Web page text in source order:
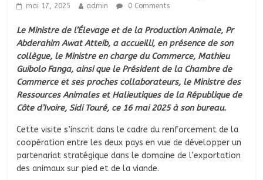
mai 17, 2025 admin 0 Comments
Le Ministre de l’Élevage et de la Production Animale, Pr
Abderahim Awat Atteib, a accueilli, en présence de son
collègue, le Ministre en charge du Commerce, Mathieu
Guibolo Fanga, ainsi que le Président de la Chambre de
Commerce et ses proches collaborateurs, le Ministre des
Ressources Animales et Halieutiques de la République de
Côte d’Ivoire, Sidi Touré, ce 16 mai 2025 à son bureau.
Cette visite s’inscrit dans le cadre du renforcement de la
coopération entre les deux pays en vue de développer un
partenariat stratégique dans le domaine de l’exportation
des animaux sur pied et de la viande.